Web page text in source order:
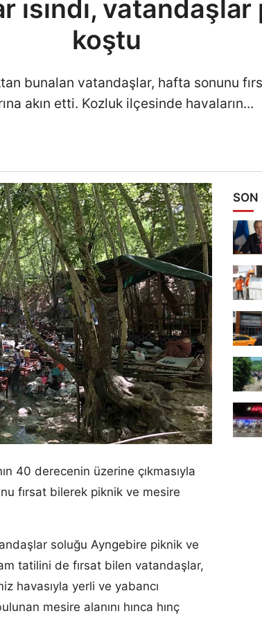
ısındı, vatandaşlar
koştu
bunalan vatandaşlar, hafta sonunu
akın etti. Kozluk ilçesinde havaların...
40 derecenin üzerine çıkmasıyla
fırsat bilerek piknik ve mesire
soluğu Ayngebire piknik ve
tatilini de fırsat bilen vatandaşlar,
havasıyla yerli ve yabancı
mesire alanını hınca hınç
SON